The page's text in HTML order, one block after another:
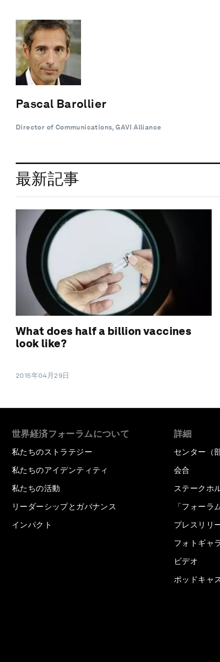
Pascal Barollier
Director of Communications, GAVI Alliance
最新記事
What does half a billion vaccines
look like?
2015年04月29日
世界経済フォーラムについて
私たちのストラテジー
私たちのアイデンティティ
私たちの活動
リーダーシップとガバナンス
インパクト
詳細
センター（
会合
ステークホ
「フォーラ
プレスリリ
フォトギャ
ビデオ
ポッドキャ